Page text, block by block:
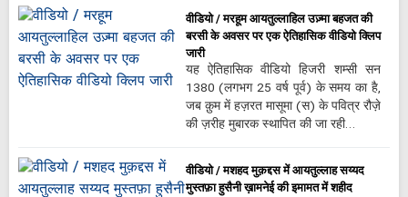
वीडियो / मरहूम आयतुल्लाहिल उज़्मा बहजत की
बरसी के अवसर पर एक ऐतिहासिक वीडियो क्लिप
जारी
यह ऐतिहासिक वीडियो हिजरी शम्सी सन
1380 (लगभग 25 वर्ष पूर्व) के समय का है,
जब क़ुम में हज़रत मासूमा (स) के पवित्र रौज़े
की ज़रीह मुबारक स्थापित की जा रही…
वीडियो / मशहद मुक़द्दस में आयतुल्लाह सय्यद
मुस्तफ़ा हुसैनी ख़ामनेई की इमामत में शहीद